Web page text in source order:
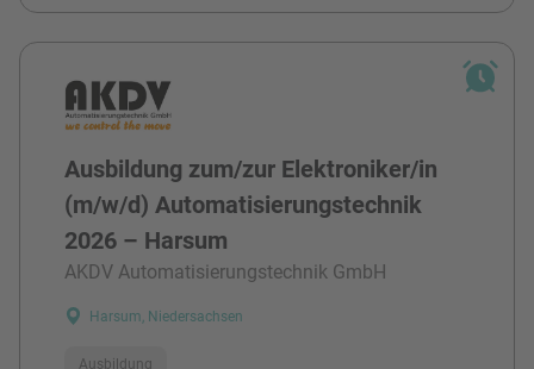
Ausbildung zum/zur Elektroniker/in
(m/w/d) Automatisierungstechnik
2026 – Harsum
AKDV Automatisierungstechnik GmbH
Harsum, Niedersachsen
Ausbildung